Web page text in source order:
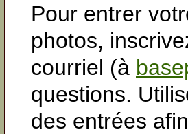
Pour entrer
photos,
courriel (à
questions.
des entrées